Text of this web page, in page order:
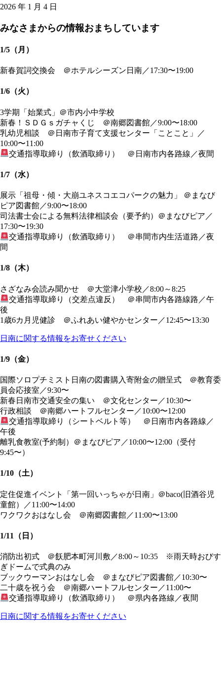
2026 年 1 月 4 日
みなさまからの情報おまちしています
1/5（月）
新春賀詞交換会 ＠ホテルシーズン日南／17:30〜19:00
1/6（火）
3学期「始業式」＠市内小中学校
新春！ＳＤＧｓガチャくじ ＠南郷図書館／9:00〜18:00
乳幼児相談 ＠日南市子育て支援センター「ことこと」／
10:00〜11:00
交通指導取締り（飲酒取締り） ＠日南市内各路線／夜間
1/7（水）
展示「祖母・傾・大崩ユネスコエコパークの魅力」 ＠まなび
ピア図書館／9:00〜18:00
司法書士会による無料法律相談会（要予約）＠まなびピア／
17:30〜19:30
交通指導取締り（飲酒取締り） ＠串間市内生活道路／夜
間
1/8（木）
さざなみ会読み聞かせ ＠大堂津小学校／8:00～8:25
交通指導取締り（交差点違反） ＠串間市内各路線路／午
後
1歳6カ月児健診 ＠ふれあい健やかセンター／12:45〜13:30
日南に関する情報をお寄せください
1/9（金）
国際ソロプチミスト日南の図書購入寄附金の贈呈式 ＠教育委
員会応接室／9:30〜
新春日南市交通安全の集い ＠文化センター／10:30〜
行政相談 ＠南郷ハートフルセンター／10:00〜12:00
交通指導取締り（シートベルト等） ＠日南市内各路線／
午後
離乳食教室(予約制）＠まなびピア／10:00〜12:00（受付
9:45〜）
1/10（土）
定住促進イベント「第一回いっちゃが日南」＠baco(旧酒谷児
童館）／11:00〜14:00
ワクワクおはなし会 ＠南郷図書館／11:00〜13:00
1/11（日）
消防出初式 ＠飫肥本町河川敷／8:00～10:35 ※雨天時おびす
ぎドームで式典のみ
ブックウーマンおはなし会 ＠まなびピア図書館／10:30〜
二十歳を祝う会 ＠南郷ハートフルセンター／11:00〜
交通指導取締り（飲酒取締り） ＠県内各路線／夜間
日南に関する情報をお寄せください